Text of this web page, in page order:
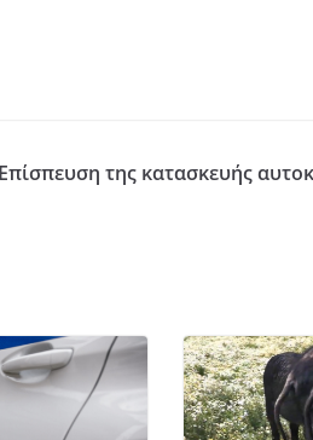
Επίσπευση της κατασκευής